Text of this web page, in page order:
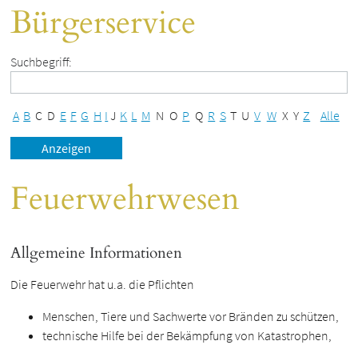
Bürgerservice
Suchbegriff:
A B C D E F G H I J K L M N O P Q R S T U V W X Y Z Alle
Feuerwehrwesen
Allgemeine Informationen
Die Feuerwehr hat u.a. die Pflichten
Menschen, Tiere und Sachwerte vor Bränden zu schützen,
technische Hilfe bei der Bekämpfung von Katastrophen,